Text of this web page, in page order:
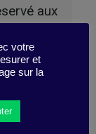
aux
votre
et
sur la